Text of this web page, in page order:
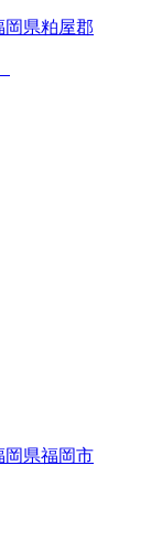
岡県粕屋郡
岡県福岡市